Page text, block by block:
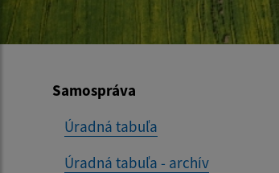
Samospráva
Úradná tabuľa
Úradná tabuľa - archív